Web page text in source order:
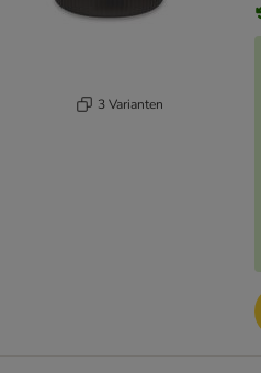
3 Varianten